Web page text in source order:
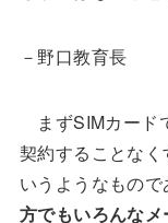
－野口教育長
まずSIMカード
契約することな
いうようなもの
方でもいろんな